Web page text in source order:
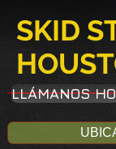
SKID
LLÁMANOS